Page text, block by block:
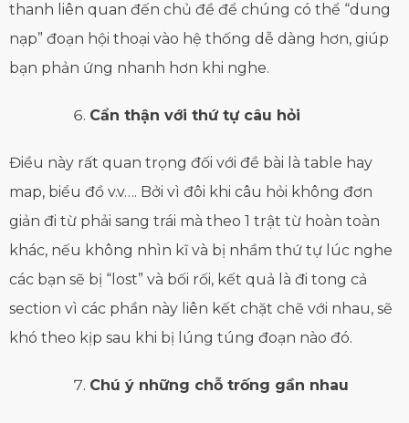
thanh liên quan đến chủ đề để chúng có thể “dung
nạp” đoạn hội thoại vào hệ thống dễ dàng hơn, giúp
bạn phản ứng nhanh hơn khi nghe.
Cẩn thận với thứ tự câu hỏi
Điều này rất quan trọng đối với đề bài là table hay
map, biểu đồ v.v…. Bởi vì đôi khi câu hỏi không đơn
giản đi từ phải sang trái mà theo 1 trật từ hoàn toàn
khác, nếu không nhìn kĩ và bị nhầm thứ tự lúc nghe
các bạn sẽ bị “lost” và bối rối, kết quả là đi tong cả
section vì các phần này liên kết chặt chẽ với nhau, sẽ
khó theo kịp sau khi bị lúng túng đoạn nào đó.
Chú ý những chỗ trống gần nhau